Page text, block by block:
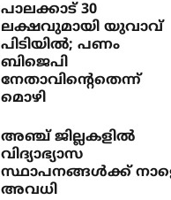
പാലക്കാട് 30
ലക്ഷവുമായി യുവാവ്
പിടിയില്‍; പണം
ബിജെപി
നേതാവിന്റെതെന്ന്
മൊഴി
അഞ്ച് ജില്ലകളില്‍
വിദ്യാഭ്യാസ
സ്ഥാപനങ്ങള്‍ക്ക്
അവധി